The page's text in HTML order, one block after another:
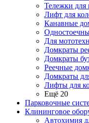
Тележки для
Лифт для
Канавные
Для
Домкраты
Домкраты
Реечные
Домкраты
Лифты для
Ещё 20
Парковочные
Клининговое
Автохимия